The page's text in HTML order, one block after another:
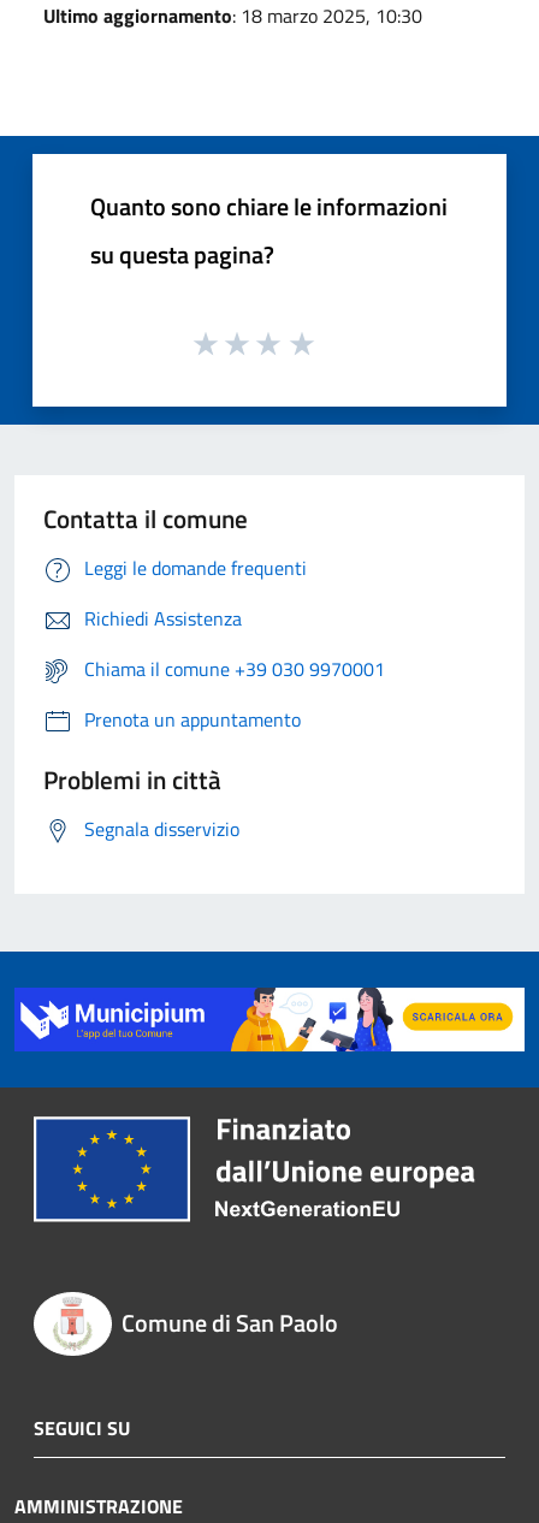
Ultimo aggiornamento: 18 marzo 2025, 10:30
Quanto sono chiare le informazioni
su questa pagina?
Contatta il comune
Leggi le domande frequenti
Richiedi Assistenza
Chiama il comune +39 030 9970001
Prenota un appuntamento
Problemi in città
Segnala disservizio
Comune di San Paolo
SEGUICI SU
AMMINISTRAZIONE